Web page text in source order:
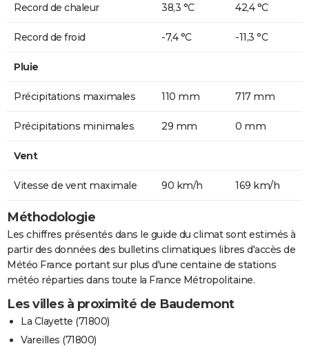
Record de chaleur 38,3 °C 42,4 °C
Record de froid -7,4 °C -11,3 °C
Pluie
Précipitations maximales 110 mm 717 mm
Précipitations minimales 29 mm 0 mm
Vent
Vitesse de vent maximale 90 km/h 169 km/h
Méthodologie
Les chiffres présentés dans le guide du climat sont estimés à
partir des données des bulletins climatiques libres d'accès de
Météo France portant sur plus d'une centaine de stations
météo réparties dans toute la France Métropolitaine.
Les villes à proximité de Baudemont
La Clayette (71800)
Vareilles (71800)